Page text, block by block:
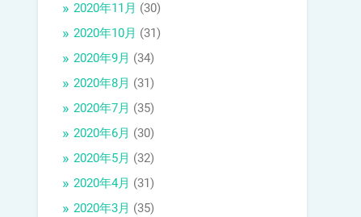
2020年11月 (30)
2020年10月 (31)
2020年9月 (34)
2020年8月 (31)
2020年7月 (35)
2020年6月 (30)
2020年5月 (32)
2020年4月 (31)
2020年3月 (35)